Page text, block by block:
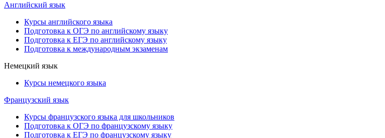
Английский язык
Курсы английского языка
Подготовка к ОГЭ по английскому языку
Подготовка к ЕГЭ по английскому языку
Подготовка к международным экзаменам
Немецкий язык
Курсы немецкого языка
Французский язык
Курсы французского языка для школьников
Подготовка к ОГЭ по французскому языку
Подготовка к ЕГЭ по французскому языку